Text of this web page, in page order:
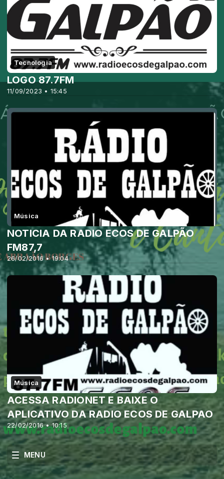
Tecnologia
11/09/2023 • 15:45
LOGO 87.7FM
Música
26/02/2016 • 19:04
NOTICIA DA RADIO ECOS DE GALPÃO
FM87,7
Música
22/02/2016 • 10:15
ACESSA RADIONET E BAIXE O
APLICATIVO DA RADIO ECOS DE GALPAO
MENU